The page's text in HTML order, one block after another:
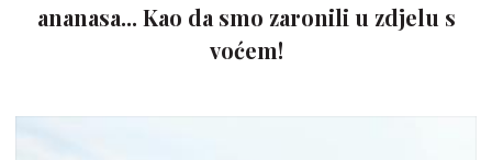
ananasa... Kao da smo zaronili u zdjelu s
voćem!